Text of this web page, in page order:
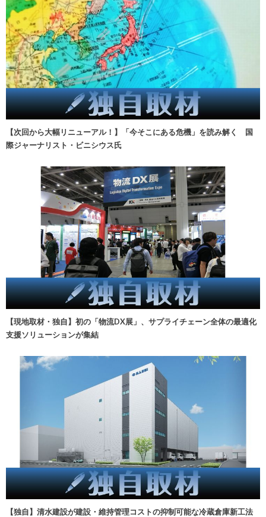
【次回から大幅リニューアル！】「今そこにある危機」を読み解く 国
際ジャーナリスト・ビニシウス氏
【現地取材・独自】初の「物流DX展」、サプライチェーン全体の最適化
支援ソリューションが集結
【独自】清水建設が建設・維持管理コストの抑制可能な冷蔵倉庫新工法